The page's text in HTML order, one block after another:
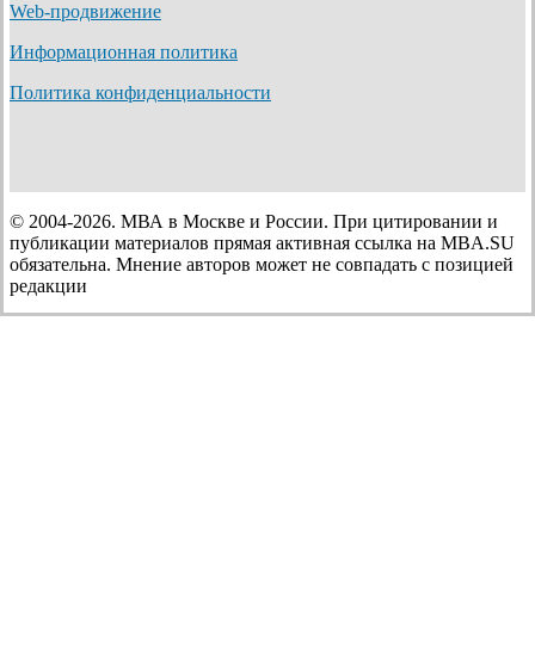
Web-продвижение
Информационная политика
Политика конфиденциальности
© 2004-2026. МВА в Москве и России. При цитировании и
публикации материалов прямая активная ссылка на MBA.SU
обязательна. Мнение авторов может не совпадать с позицией
редакции